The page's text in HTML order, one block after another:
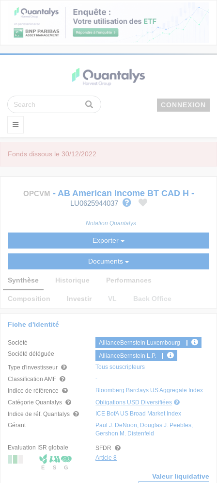
CONNEXION
Fonds dissous le 30/12/2022
OPCVM - AB American Income BT CAD H -
LU0625944037
Notation Quantalys
Exporter
Documents
Synthèse Historique Performances
Composition Investir VL Back Office
Fiche d'identité
Société
AllianceBernstein Luxembourg
Société déléguée
AllianceBernstein L.P.
Type d'investisseur
Tous souscripteurs
Classification AMF
-
Indice de référence
Bloomberg Barclays US Aggregate Index
Catégorie Quantalys
Obligations USD Diversifiées
Indice de réf. Quantalys
ICE BofA US Broad Market Index
Gérant
Paul J. DeNoon, Douglas J. Peebles,
Gershon M. Distenfeld
Evaluation ISR globale
E S G
SFDR
Article 8
Valeur liquidative